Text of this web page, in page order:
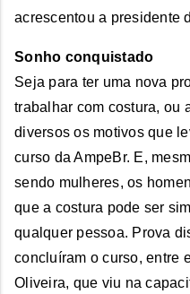
acrescentou a presidente
Sonho conquistado
Seja para ter uma nova
trabalhar com costura, ou
diversos os motivos que
curso da AmpeBr. E,
sendo mulheres, os
que a costura pode ser
qualquer pessoa. Prova
concluíram o curso, entre
Oliveira, que viu na